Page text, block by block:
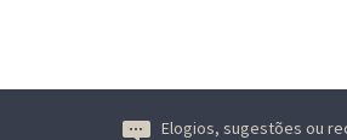
Elogios, sugestões ou